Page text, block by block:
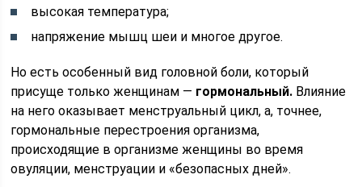
высокая температура;
напряжение мышц шеи и многое другое.
Но есть особенный вид головной боли, который
присуще только женщинам — гормональный. Влияние
на него оказывает менструальный цикл, а, точнее,
гормональные перестроения организма,
происходящие в организме женщины во время
овуляции, менструации и «безопасных дней».